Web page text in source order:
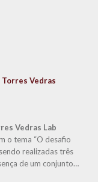
Torres Vedras
Vedras Lab
o tema “O desafio
realizadas três
de um conjunto